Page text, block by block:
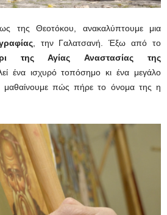
της Θεοτόκου, ανακαλύπτουμε μια
, την Γαλατσανή. Έξω από το
της Αγίας Αναστασίας της
ένα ισχυρό τοπόσημο κι ένα μεγάλο
μαθαίνουμε πώς πήρε το όνομα της η